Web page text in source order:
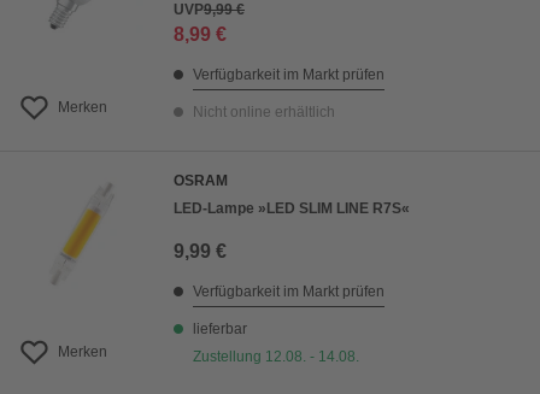
Merken
UVP9,99 €
8,99 €
Verfügbarkeit im Markt prüfen
Nicht online erhältlich
Merken
OSRAM
LED-Lampe »LED SLIM LINE R7S«
9,99 €
Verfügbarkeit im Markt prüfen
lieferbar
Zustellung 12.08. - 14.08.